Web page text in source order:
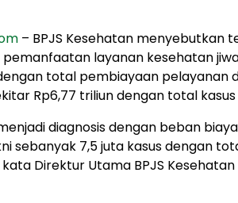
– BPJS Kesehatan menyebutkan
layanan kesehatan
total pembiayaan pelayanan
Rp6,77 triliun dengan total kasus
diagnosis dengan beban
sebanyak 7,5 juta kasus dengan
kata Direktur Utama BPJS